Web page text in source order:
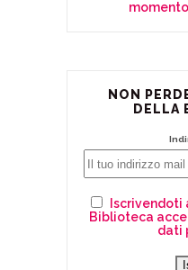
NON
DELLA
Biblioteca
dati